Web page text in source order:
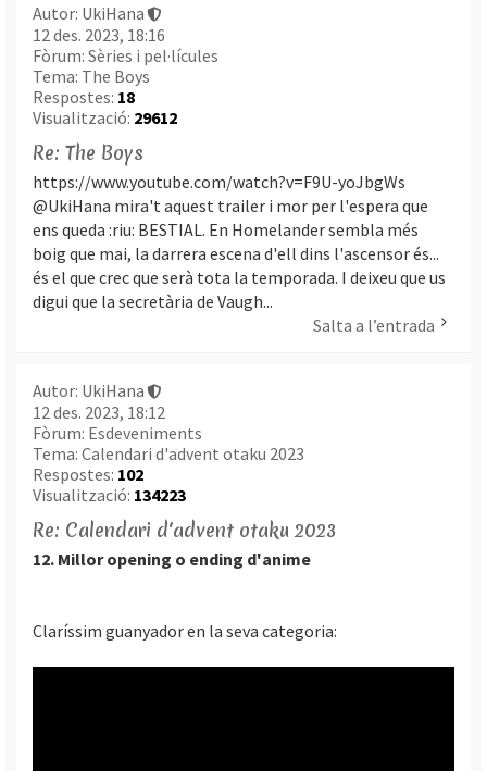
Autor: UkiHana
12 des. 2023, 18:16
Fòrum: Sèries i pel·lícules
Tema: The Boys
Respostes: 18
Visualització: 29612
Re: The Boys
https://www.youtube.com/watch?v=F9U-yoJbgWs
@UkiHana mira't aquest trailer i mor per l'espera que
ens queda :riu: BESTIAL. En Homelander sembla més
boig que mai, la darrera escena d'ell dins l'ascensor és...
és el que crec que serà tota la temporada. I deixeu que us
digui que la secretària de Vaugh...
Salta a l’entrada
Autor: UkiHana
12 des. 2023, 18:12
Fòrum: Esdeveniments
Tema: Calendari d'advent otaku 2023
Respostes: 102
Visualització: 134223
Re: Calendari d'advent otaku 2023
12. Millor opening o ending d'anime
Claríssim guanyador en la seva categoria: